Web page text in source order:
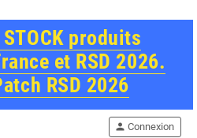
STOCK produits
et RSD 2026.
RSD 2026
person Connexion